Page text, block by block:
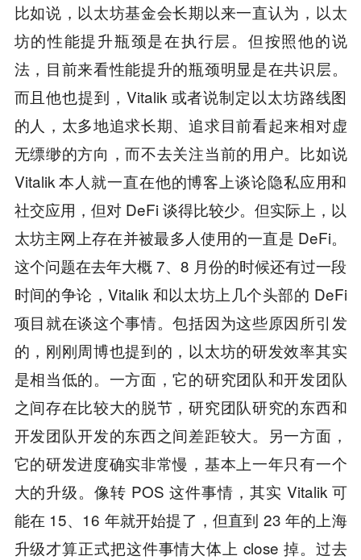
比如说，以太坊基金会长期以来一直认为，以太
坊的性能提升瓶颈是在执行层。但按照他的说
法，目前来看性能提升的瓶颈明显是在共识层。
而且他也提到，Vitalik 或者说制定以太坊路线图
的人，太多地追求长期、追求目前看起来相对虚
无缥缈的方向，而不去关注当前的用户。比如说
Vitalik 本人就一直在他的博客上谈论隐私应用和
社交应用，但对 DeFi 谈得比较少。但实际上，以
太坊主网上存在并被最多人使用的一直是 DeFi。
这个问题在去年大概 7、8 月份的时候还有过一段
时间的争论，Vitalik 和以太坊上几个头部的 DeFi
项目就在谈这个事情。包括因为这些原因所引发
的，刚刚周博也提到的，以太坊的研发效率其实
是相当低的。一方面，它的研究团队和开发团队
之间存在比较大的脱节，研究团队研究的东西和
开发团队开发的东西之间差距较大。另一方面，
它的研发进度确实非常慢，基本上一年只有一个
大的升级。像转 POS 这件事情，其实 Vitalik 可
能在 15、16 年就开始提了，但直到 23 年的上海
升级才算正式把这件事情大体上 close 掉。过去